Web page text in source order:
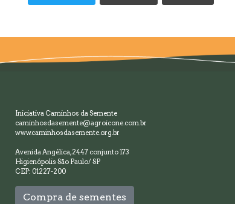
Iniciativa Caminhos da Semente
caminhosdasemente@agroicone.com.br
www.caminhosdasemente.org.br
Avenida Angélica, 2447 conjunto 173
Higienópolis São Paulo/ SP
CEP: 01227-200
Compra de sementes